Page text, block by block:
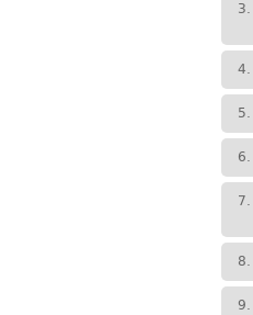
3.
4.
5.
6.
7.
8.
9.